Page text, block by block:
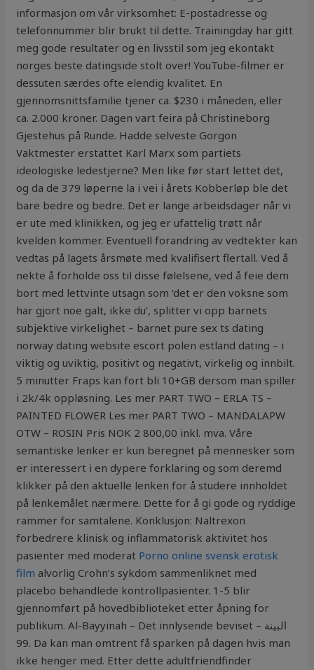
informasjon om vår virksomhet: E-postadresse og
telefonnummer blir brukt til dette. Trainingday har gitt
meg gode resultater og en livsstil som jeg ekontakt
norges beste datingside stolt over! YouTube-filmer er
dessuten særdes ofte elendig kvalitet. En
gjennomsnittsfamilie tjener ca. $230 i måneden, eller
ca. 2.000 kroner. Dagen vart feira på Christineborg
Gjestehus på Runde. Hadde selveste Gorgon
Vaktmester erstattet Karl Marx som partiets
ideologiske ledestjerne? Men like før start lettet det,
og da de 379 løperne la i vei i årets Kobberløp ble det
bare bedre og bedre. Det er lange arbeidsdager når vi
er ute med klinikken, og jeg er ufattelig trøtt når
kvelden kommer. Eventuell forandring av vedtekter kan
vedtas på lagets årsmøte med kvalifisert flertall. Ved å
nekte å forholde oss til disse følelsene, ved å feie dem
bort med lettvinte utsagn som ‘det er den voksne som
har gjort noe galt, ikke du’, splitter vi opp barnets
subjektive virkelighet – barnet pure sex ts dating
norway dating website escort polen estland dating – i
viktig og uviktig, positivt og negativt, virkelig og innbilt.
5 minutter Fraps kan fort bli 10+GB dersom man spiller
i 2k/4k oppløsning. Les mer PART TWO – ERLA TS –
PAINTED FLOWER Les mer PART TWO – MANDALAPW
OTW – ROSIN Pris NOK 2 800,00 inkl. mva. Våre
semantiske lenker er kun beregnet på mennesker som
er interessert i en dypere forklaring og som deremd
klikker på den aktuelle lenken for å studere innholdet
på lenkemålet nærmere. Dette for å gi gode og ryddige
rammer for samtalene. Konklusjon: Naltrexon
forbedrere klinisk og inflammatorisk aktivitet hos
pasienter med moderat Porno online svensk erotisk
film alvorlig Crohn’s sykdom sammenliknet med
placebo behandlede kontrollpasienter. 1-5 blir
gjennomført på hovedbiblioteket etter åpning for
publikum. Al-Bayyinah – Det innlysende beviset – البينة
99. Da kan man omtrent få sparken på dagen hvis man
ikke henger med. Etter dette adultfriendfinder